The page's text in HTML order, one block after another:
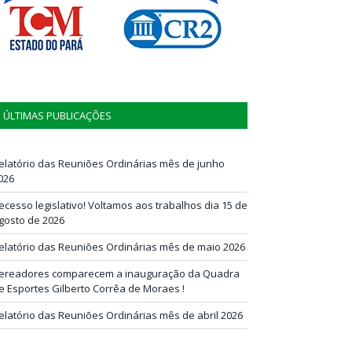
ÚLTIMAS PUBLICAÇÕES
das Reuniões Ordinárias mês de junho
legislativo! Voltamos aos trabalhos dia 15 de
de 2026
das Reuniões Ordinárias mês de maio 2026
comparecem a inauguração da Quadra
Esportes Gilberto Corrêa de Moraes !
das Reuniões Ordinárias mês de abril 2026